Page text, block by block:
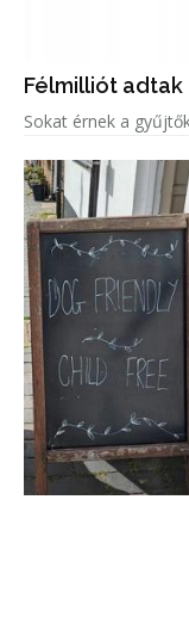
Félmilliót
Sokat érnek a